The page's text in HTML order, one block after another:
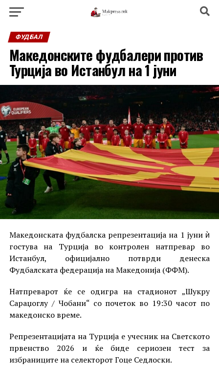
ФУДБАЛ
Македонските фудбалери против
Турција во Истанбул на 1 јуни
Македонската фудбалска репрезентација на 1 јуни ѝ
гостува на Турција во контролен натпревар во
Истанбул, официјално потврди денеска
Фудбалската федерација на Македонија (ФФМ).
Натпреварот ќе се одигра на стадионот „Шукру
Сараџоглу / Чобани“ со почеток во 19:30 часот по
македонско време.
Репрезентацијата на Турција е учесник на Светското
првенство 2026 и ќе биде сериозен тест за
избраниците на селекторот Гоце Седлоски.